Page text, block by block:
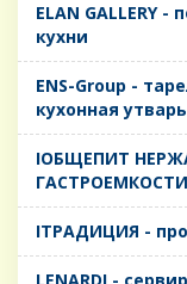
ELAN GALLERY
кухни
ENS-Group -
кухонная утварь
IОБЩЕПИТ
IТРАДИЦИЯ -